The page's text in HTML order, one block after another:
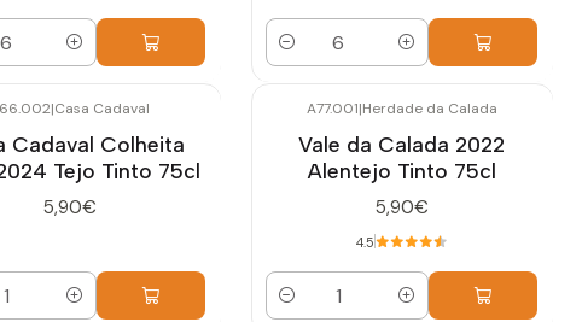
Quantidade
|Casa Cadaval
Cadaval Colheita
Tejo Tinto 75cl
5,90€
A77.001|Herdade da Calada
Vale da Calada 2022
Alentejo Tinto 75cl
5,90€
4.5
Quantidade